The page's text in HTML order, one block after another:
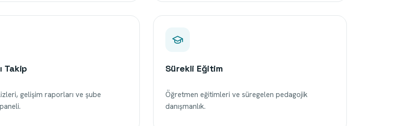
Takip
gelişim raporları ve şube
Sürekli Eğitim
Öğretmen eğitimleri ve süregelen pedagojik
danışmanlık.